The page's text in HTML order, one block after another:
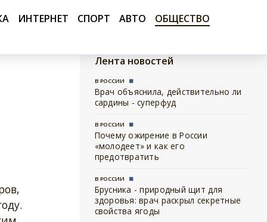
ИНТЕРНЕТ СПОРТ АВТО ОБЩЕСТВО
Лента новостей
В РОССИИ
Врач объяснила, действительно ли
сардины - суперфуд
В РОССИИ
Почему ожирение в России
«молодеет» и как его
предотвратить
В РОССИИ
Брусника - природный щит для
здоровья: врач раскрыл секретные
свойства ягоды